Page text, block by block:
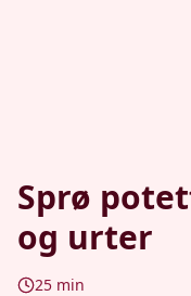
Sprø
og urter
25 min